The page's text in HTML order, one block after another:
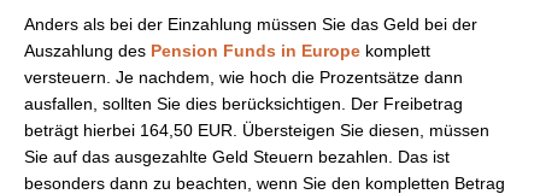
Anders als bei der Einzahlung müssen Sie das Geld bei der
Auszahlung des Pension Funds in Europe komplett
versteuern. Je nachdem, wie hoch die Prozentsätze dann
ausfallen, sollten Sie dies berücksichtigen. Der Freibetrag
beträgt hierbei 164,50 EUR. Übersteigen Sie diesen, müssen
Sie auf das ausgezahlte Geld Steuern bezahlen. Das ist
besonders dann zu beachten, wenn Sie den kompletten Betrag